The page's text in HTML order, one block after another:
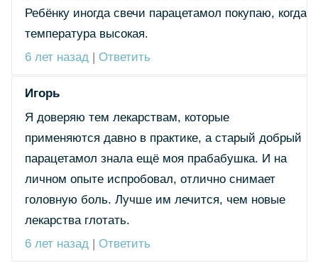
Ребёнку иногда свечи парацетамол покупаю, когда
температура высокая.
6 лет назад | Ответить
Игорь
Я доверяю тем лекарствам, которые
применяются давно в практике, а старый добрый
парацетамол знала ещё моя прабабушка. И на
личном опыте испробовал, отлично снимает
головную боль. Лучше им лечится, чем новые
лекарства глотать.
6 лет назад | Ответить